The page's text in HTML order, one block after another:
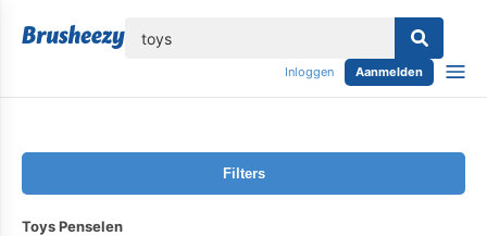
Inloggen Aanmelden
Filters
Toys Penselen